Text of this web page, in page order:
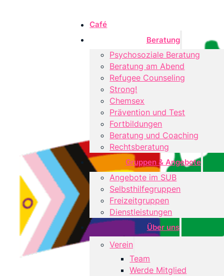
Café
Beratung
Psychosoziale Beratung
Beratung am Abend
Refugee Counseling
Strong!
Chemsex
Prävention und Test
Fortbildungen
Beratung und Coaching
Rechtsberatung
Gruppen & Angebote
Angebote im SUB
Selbsthilfegruppen
Freizeitgruppen
Dienstleistungen
Über uns
Verein
Team
Werde Mitglied